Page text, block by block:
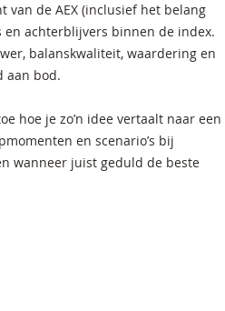
de AEX (inclusief het belang
achterblijvers binnen de index.
balanskwaliteit, waardering en
aan bod.
hoe je zo’n idee vertaalt naar een
en scenario’s bij
wanneer juist geduld de beste